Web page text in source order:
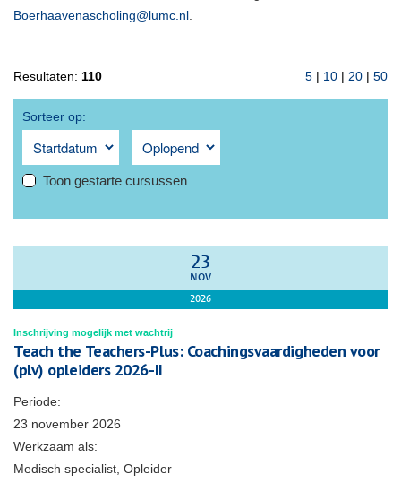
Boerhaavenascholing@lumc.nl
Resultaten: 110 5 | 10 | 20 | 50
Sorteer op:
Toon gestarte cursussen
23
NOV
2026
Inschrijving mogelijk met wachtrij
Teach the Teachers-Plus: Coachingsvaardigheden voor
(plv) opleiders 2026-II
Periode:
23 november 2026
Werkzaam als:
Medisch specialist, Opleider